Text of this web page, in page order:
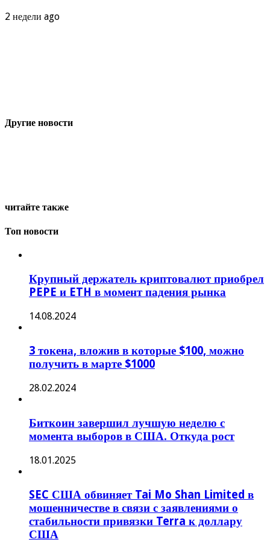
2 недели ago
Другие новости
читайте также
Топ новости
Крупный держатель криптовалют приобрел
PEPE и ETH в момент падения рынка
14.08.2024
3 токена, вложив в которые $100, можно
получить в марте $1000
28.02.2024
Биткоин завершил лучшую неделю с
момента выборов в США. Откуда рост
18.01.2025
SEC США обвиняет Tai Mo Shan Limited в
мошенничестве в связи с заявлениями о
стабильности привязки Terra к доллару
США